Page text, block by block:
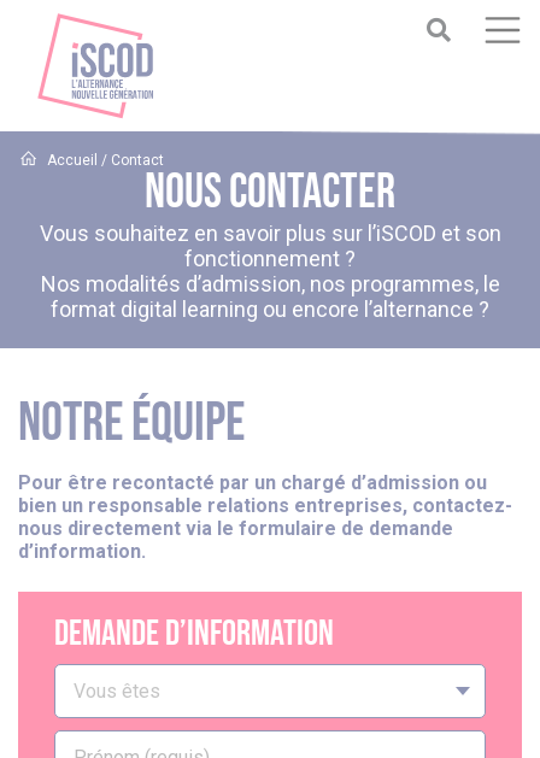
Accueil / Contact
NOUS CONTACTER
Vous souhaitez en savoir plus sur l’iSCOD et son
fonctionnement ?
Nos modalités d’admission, nos programmes, le
format digital learning ou encore l’alternance ?
NOTRE ÉQUIPE
Pour être recontacté par un chargé d’admission ou
bien un responsable relations entreprises, contactez-
nous directement via le formulaire de demande
d’information.
DEMANDE d’information